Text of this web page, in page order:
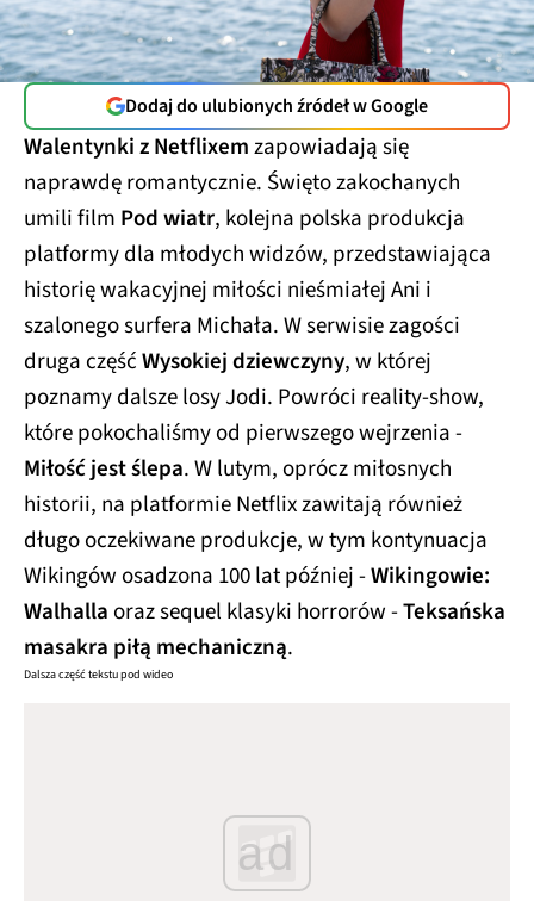
Dodaj do ulubionych źródeł w Google
Walentynki z Netflixemzapowiadają się
naprawdę romantycznie. Święto zakochanych
umili film Pod wiatr, kolejna polska produkcja
platformy dla młodych widzów, przedstawiająca
historię wakacyjnej miłości nieśmiałej Ani i
szalonego surfera Michała. W serwisie zagości
druga częśćWysokiej dziewczyny, w której
poznamy dalsze losy Jodi. Powróci reality-show,
które pokochaliśmy od pierwszego wejrzenia -
Miłość jest ślepa. W lutym, oprócz miłosnych
historii, na platformie Netflix zawitają również
długo oczekiwane produkcje, w tym kontynuacja
Wikingów osadzona 100 lat później -Wikingowie:
Walhallaoraz sequel klasyki horrorów -Teksańska
masakra piłą mechaniczną.
Dalsza część tekstu pod wideo
ad